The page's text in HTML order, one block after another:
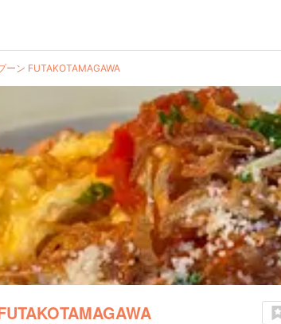
ーン FUTAKOTAMAGAWA